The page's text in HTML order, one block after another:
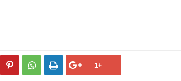
  